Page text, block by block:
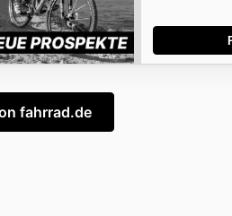
fahrrad.de